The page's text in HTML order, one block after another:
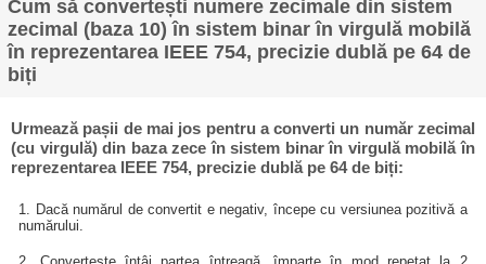
Cum să convertești numere zecimale din sistem
zecimal (baza 10) în sistem binar în virgulă mobilă
în reprezentarea IEEE 754, precizie dublă pe 64 de
biți
Urmează pașii de mai jos pentru a converti un număr zecimal
(cu virgulă) din baza zece în sistem binar în virgulă mobilă în
reprezentarea IEEE 754, precizie dublă pe 64 de biți:
1. Dacă numărul de convertit e negativ, începe cu versiunea pozitivă a
numărului.